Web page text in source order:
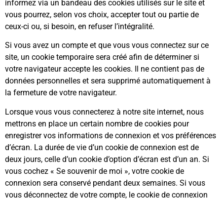
informez via un bandeau des cookies utilisés sur le site et
vous pourrez, selon vos choix, accepter tout ou partie de
ceux-ci ou, si besoin, en refuser l’intégralité.
Si vous avez un compte et que vous vous connectez sur ce
site, un cookie temporaire sera créé afin de déterminer si
votre navigateur accepte les cookies. Il ne contient pas de
données personnelles et sera supprimé automatiquement à
la fermeture de votre navigateur.
Lorsque vous vous connecterez à notre site internet, nous
mettrons en place un certain nombre de cookies pour
enregistrer vos informations de connexion et vos préférences
d’écran. La durée de vie d’un cookie de connexion est de
deux jours, celle d’un cookie d’option d’écran est d’un an. Si
vous cochez « Se souvenir de moi », votre cookie de
connexion sera conservé pendant deux semaines. Si vous
vous déconnectez de votre compte, le cookie de connexion